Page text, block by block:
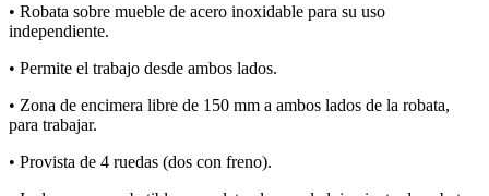
• Robata sobre mueble de acero inoxidable para su uso
independiente.
• Permite el trabajo desde ambos lados.
• Zona de encimera libre de 150 mm a ambos lados de la robata,
para trabajar.
• Provista de 4 ruedas (dos con freno).